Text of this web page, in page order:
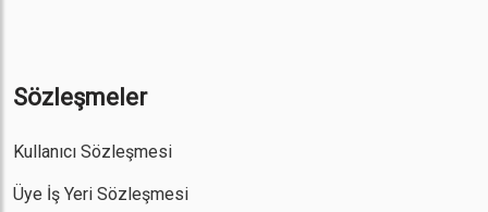
Sözleşmeler
Kullanıcı Sözleşmesi
Üye İş Yeri Sözleşmesi